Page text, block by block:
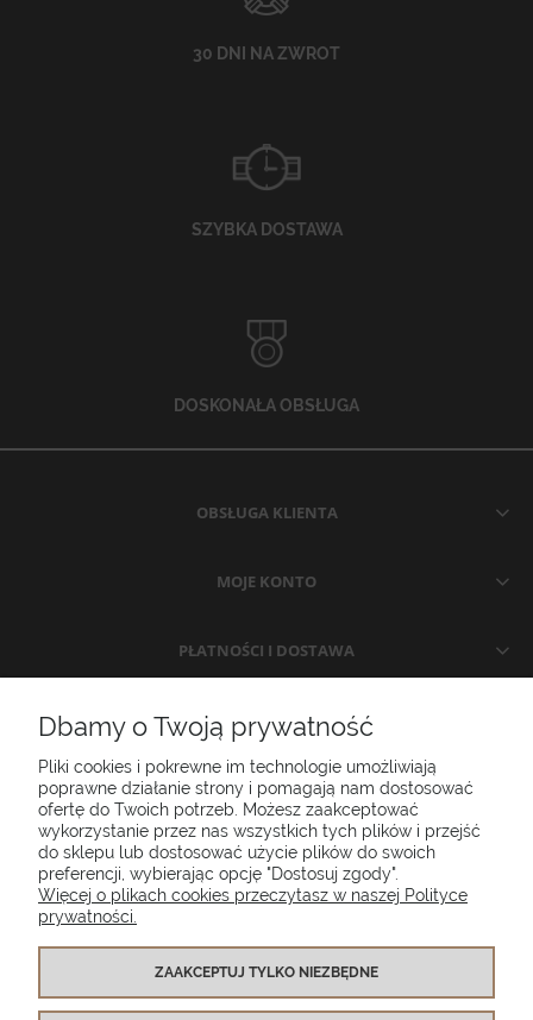
30 DNI NA ZWROT
SZYBKA DOSTAWA
DOSKONAŁA OBSŁUGA
OBSŁUGA KLIENTA
MOJE KONTO
PŁATNOŚCI I DOSTAWA
INFORMACJE
O NAS
Poduszki ogrodowe Setgarden.com | Lubelska 1A, 10-409 Olsztyn |
NIP: 7391986025
(+48) 885 281 885 biuro@setgarden.com
FACEBOOK PINTEREST
Dbamy o Twoją prywatność
Pliki cookies i pokrewne im technologie umożliwiają
poprawne działanie strony i pomagają nam dostosować
ofertę do Twoich potrzeb. Możesz zaakceptować
wykorzystanie przez nas wszystkich tych plików i przejść
do sklepu lub dostosować użycie plików do swoich
preferencji, wybierając opcję "Dostosuj zgody".
Więcej o plikach cookies przeczytasz w naszej Polityce
prywatności.
ZAAKCEPTUJ TYLKO NIEZBĘDNE